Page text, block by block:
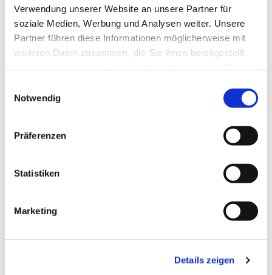
Verwendung unserer Website an unsere Partner für
soziale Medien, Werbung und Analysen weiter. Unsere
Partner führen diese Informationen möglicherweise mit
weiteren Daten zusammen, die Sie ihnen bereitgestellt
Notwendig
Präferenzen
Statistiken
Marketing
Details zeigen
Dies könnte Sie auch
interessieren